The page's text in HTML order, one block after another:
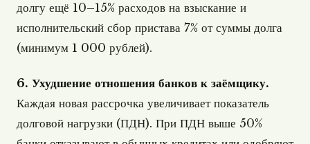
долгу ещё 10–15% расходов на взыскание и
исполнительский сбор пристава 7% от суммы долга
(минимум 1 000 рублей).
6. Ухудшение отношения банков к заёмщику.
Каждая новая рассрочка увеличивает показатель
долговой нагрузки (ПДН). При ПДН выше 50%